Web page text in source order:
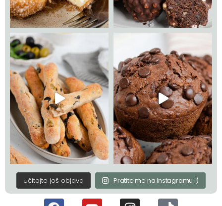
Učitajte još objava Pratite me na instagramu :)